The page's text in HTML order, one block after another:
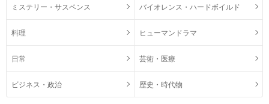
ミステリー・サスペンス バイオレンス・ハードボイルド
料理 ヒューマンドラマ
日常 芸術・医療
ビジネス・政治 歴史・時代物